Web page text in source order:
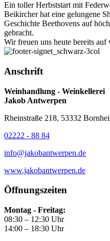
Ein toller Herbststart mit
Beikircher hat eine gelungene
Geschichte Beethovens auf
gebracht.
Wir freuen uns heute bereits auf
Anschrift
Weinhandlung - Weinkellerei
Jakob Antwerpen
Rheinstraße 218, 53332
02222 - 88 84
info@jakobantwerpen.de
www.jakobantwerpen.de
Öffnungszeiten
Montag - Freitag:
08:30 – 12:30 Uhr
14:00 – 18:30 Uhr